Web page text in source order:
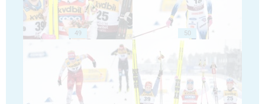
49 50